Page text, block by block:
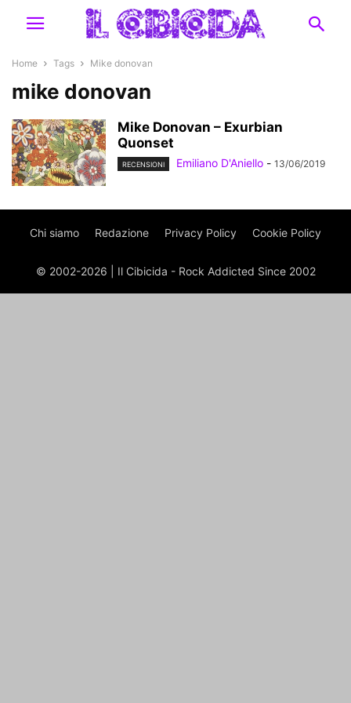
Home Tags Mike donovan
mike donovan
Mike Donovan – Exurbian
Quonset
RECENSIONI Emiliano D'Aniello - 13/06/2019
Chi siamo Redazione Privacy Policy Cookie Policy
© 2002-2026 | Il Cibicida - Rock Addicted Since 2002